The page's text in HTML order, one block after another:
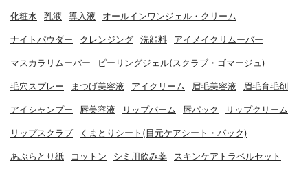
化粧水 乳液 導入液 オールインワンジェル・クリーム
ナイトパウダー クレンジング 洗顔料 アイメイクリムーバー
マスカラリムーバー ピーリングジェル(スクラブ・ゴマージュ)
毛穴スプレー まつげ美容液 アイクリーム 眉毛美容液 眉毛育毛剤
アイシャンプー 唇美容液 リップバーム 唇パック リップクリーム
リップスクラブ くまとりシート(目元ケアシート・パック)
あぶらとり紙 コットン シミ用飲み薬 スキンケアトラベルセット